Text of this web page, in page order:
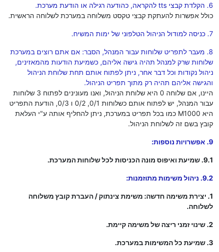
6. הקלדת קבצי tts להקראה, כהודעה רגילה או הודעת מערכת.
כולל אפשרות להעתקת קבצי טקסט משלוחה במערכת לשלוחה הראשית.
7. כניסה למודול הניהול הטלפוני של ימות המשיח.
8. מעבר לתפריט שלוחות עבור המנהל, הסבר: אם אתם רוצים במערכת
שלוחות שרק למנהל תהיה גישה אליהם, כשמיעת הודעות מהמאזינים,
ניהול נקודות וכל דבר אחר, ניתן לפתוח אותם תחת שלוחת הניהול
והגישה אליהם תהיה רק מתוך תפריט הניהול.
היינו, אם שלוחה 0 היא שלוחת הניהול, ואנו מעונינים לפתוח 3 שלוחות
עבור המנהל, יש לפתוח אותם כשלוחות 0/1, 0/2 ו 0/3, הודעת התפריט
היא M1000 כמו בכל תפריט במערכת, ניתן להחליף אותה ע"י העלאת
קובץ בשם זה לשלוחת הניהול.
9. אפשרויות נוספות:
9.1. שמיעת ואיפוס מונה הכניסות לכל שלוחות המערכת.
9.2. ניהול משימות מתוזמנות:
1. יצירת משימה חדשה: משימת צינתוק / העברת קובץ משלוחה
לשלוחה.
2. שינוי זמני ריצה של משימה קיימת.
3. שמיעת כל המשימות במערכת.